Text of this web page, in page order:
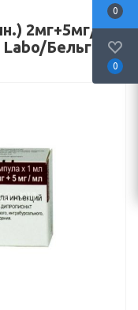
2мг+5мг/мл
Бельгия)
0
0